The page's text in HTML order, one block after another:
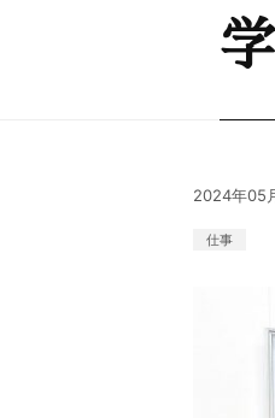
2024年05
仕事